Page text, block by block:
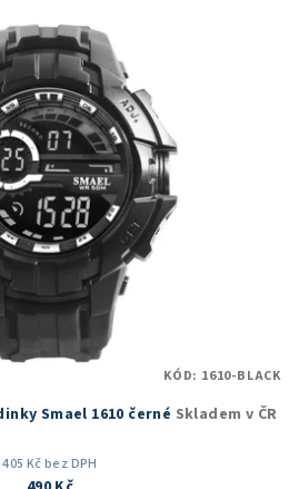
5
hvězdiček.
Smael 1610 černé Skladem v ČR
405 Kč bez DPH
KÓD: 1610-BLACK